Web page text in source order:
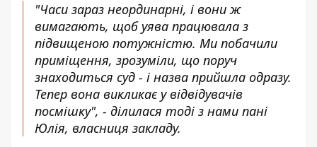
"Часи зараз неординарні, і вони ж
вимагають, щоб уява працювала з
підвищеною потужністю. Ми побачили
приміщення, зрозуміли, що поруч
знаходиться суд - і назва прийшла одразу.
Тепер вона викликає у відвідувачів
посмішку", - ділилася тоді з нами пані
Юлія, власниця закладу.